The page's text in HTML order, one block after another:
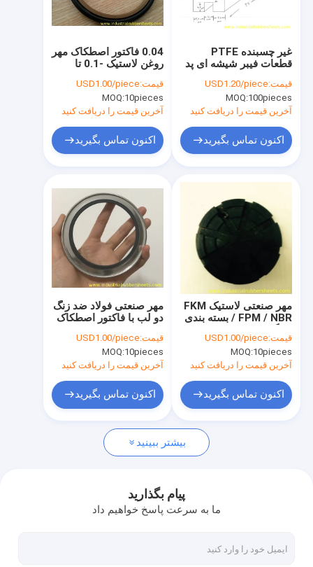
محصولات
تور کارخانه
کنترل کیفیت
اخبار
پرونده ها
ورق لاستیکی سیلیکون
ورق لاستیکی با دمای بالا
0.04 فاکتور اصطکاک مهر
روغن لاستیک -0.1 تا
قیمت:USD1.00/piece
MOQ:10pieces
آخرین قیمت را دریافت کنید
اکنون تماس بگیرید
غیر چسبنده PTFE
قطعات فیبر شیشه ای پد
دقیق
قیمت:USD1.20/piece
MOQ:100pieces
آخرین قیمت را دریافت کنید
اکنون تماس بگیرید
مهر صنعتی فولاد ضد زنگ
دو لب با فاکتور اصطکاک
قیمت:USD1.00/piece
MOQ:10pieces
آخرین قیمت را دریافت کنید
اکنون تماس بگیرید
مهر صنعتی لاستیک FKM
/ FPM / NBR بسته بندی
قیمت:USD1.00/piece
MOQ:10pieces
آخرین قیمت را دریافت کنید
اکنون تماس بگیرید
بیشتر ببینید
پیام بگذارید
ما به سرعت پاسخ خواهیم داد